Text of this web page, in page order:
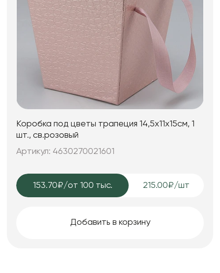
Коробка под цветы трапеция 14,5x11х15см, 1
шт., св.розовый
Артикул: 4630270021601
153.70₽/от 100 тыс. 215.00₽/шт
Добавить в корзину